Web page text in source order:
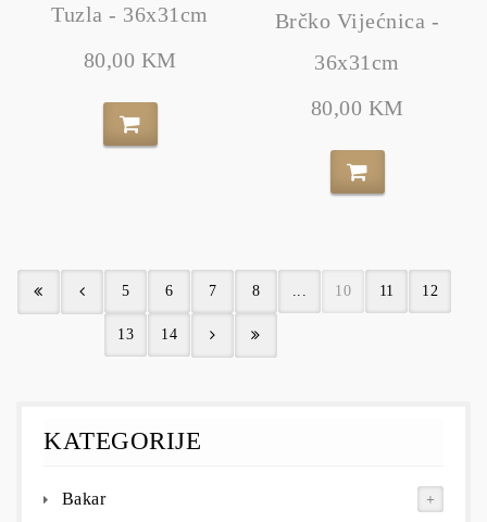
Tuzla - 36x31cm
80,00 KM
Brčko Vijećnica -
36x31cm
80,00 KM
5 6 7 8 10 11 12
13 14
KATEGORIJE
Bakar